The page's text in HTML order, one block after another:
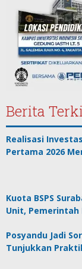
Berita
Realisasi
Pertama 2026
Kuota BSPS
Unit, Pemerintah
Posyandu Jadi
Tunjukkan